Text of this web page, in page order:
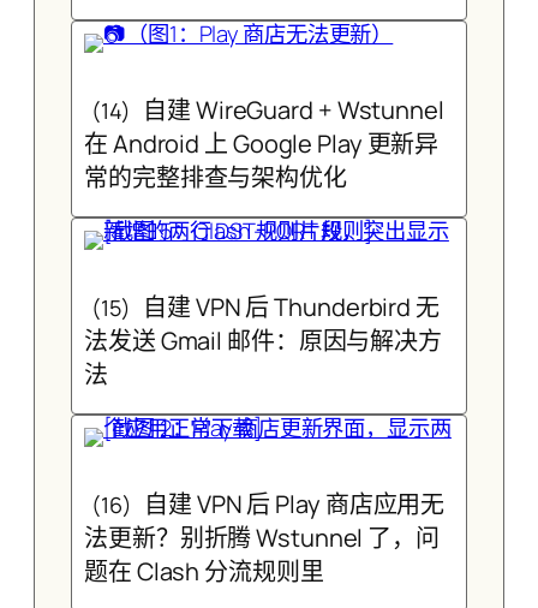
(14)
自建 WireGuard + Wstunnel
在 Android 上 Google Play 更新异
常的完整排查与架构优化
(15)
自建 VPN 后 Thunderbird 无
法发送 Gmail 邮件：原因与解决方
法
(16)
自建 VPN 后 Play 商店应用无
法更新？别折腾 Wstunnel 了，问
题在 Clash 分流规则里